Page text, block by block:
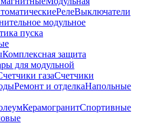
РелеВыключатели
модульное
пуска
Комплексная защита
для модульной
газаСчетчики
Ремонт и отделкаНапольные
КерамогранитСпортивные